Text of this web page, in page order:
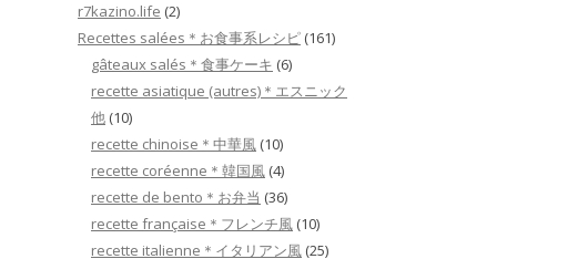
r7kazino.life (2)
Recettes salées＊お食事系レシピ (161)
gâteaux salés＊食事ケーキ (6)
recette asiatique (autres)＊エスニック
他 (10)
recette chinoise＊中華風 (10)
recette coréenne＊韓国風 (4)
recette de bento＊お弁当 (36)
recette française＊フレンチ風 (10)
recette italienne＊イタリアン風 (25)